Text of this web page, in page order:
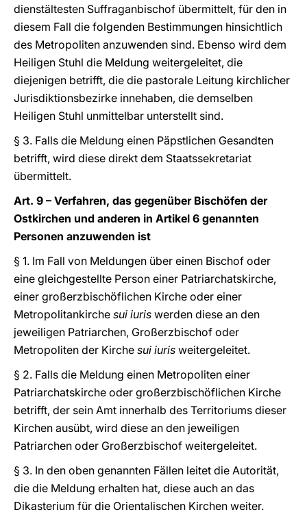
dienstältesten Suffraganbischof übermittelt, für den in
diesem Fall die folgenden Bestimmungen hinsichtlich
des Metropoliten anzuwenden sind. Ebenso wird dem
Heiligen Stuhl die Meldung weitergeleitet, die
diejenigen betrifft, die die pastorale Leitung kirchlicher
Jurisdiktionsbezirke innehaben, die demselben
Heiligen Stuhl unmittelbar unterstellt sind.
§ 3. Falls die Meldung einen Päpstlichen Gesandten
betrifft, wird diese direkt dem Staatssekretariat
übermittelt.
Art. 9 – Verfahren, das gegenüber Bischöfen der
Ostkirchen und anderen in Artikel 6 genannten
Personen anzuwenden ist
§ 1. Im Fall von Meldungen über einen Bischof oder
eine gleichgestellte Person einer Patriarchatskirche,
einer großerzbischöflichen Kirche oder einer
Metropolitankirche sui iuris werden diese an den
jeweiligen Patriarchen, Großerzbischof oder
Metropoliten der Kirche sui iuris weitergeleitet.
§ 2. Falls die Meldung einen Metropoliten einer
Patriarchatskirche oder großerzbischöflichen Kirche
betrifft, der sein Amt innerhalb des Territoriums dieser
Kirchen ausübt, wird diese an den jeweiligen
Patriarchen oder Großerzbischof weitergeleitet.
§ 3. In den oben genannten Fällen leitet die Autorität,
die die Meldung erhalten hat, diese auch an das
Dikasterium für die Orientalischen Kirchen weiter.